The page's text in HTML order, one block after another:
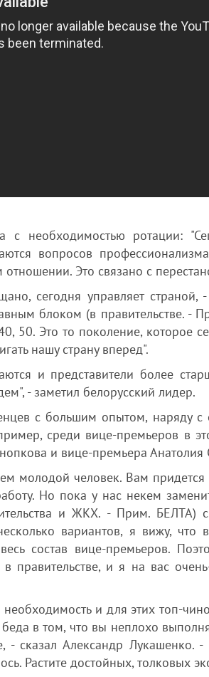
с необходимостью ротации:
вопросов
Это связано с
сегодня управляет страной,
блоком (в правительстве. -
50. Это то поколение, которое
нашу страну вперед".
и представители более
- заметил белорусский лидер.
с большим опытом, наряду
среди вице-премьеров в
и вице-премьера Анатолия
молодой человек. Вам
Но пока у нас некем
и ЖКХ. - Прим. БЕЛТА)
вариантов, я вижу, что
состав вице-премьеров.
в правительстве, и я на вас
и для этих топ-
в том, что вы неплохо
- сказал Александр
Растите достойных, толковых